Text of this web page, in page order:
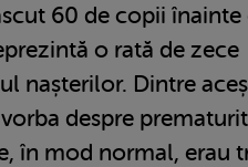
60 de copii înainte
o rată de zece
nașterilor. Dintre
despre
în mod normal, erau